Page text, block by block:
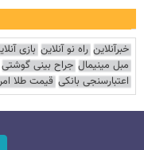
خبرآنلاین راه نو آنلاین بازی
مبل مینیمال جراح بینی گوشتی
اعتبارسنجی بانکی قیمت طلا